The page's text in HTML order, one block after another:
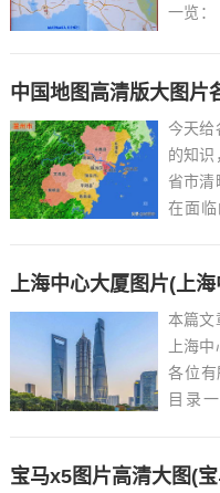
一览：
今天给
的知识
省市清
在面
上海中心大厦图片(上
本篇文
上海
各位
目录
宝马x5图片高清大图(